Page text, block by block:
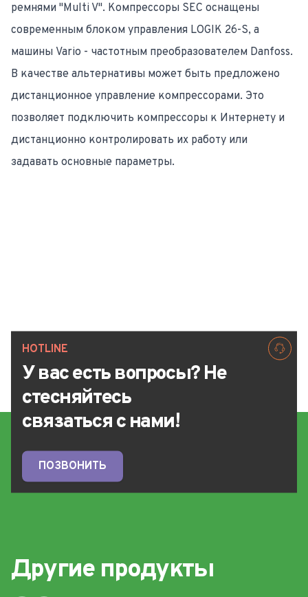
ремнями "Multi V". Компрессоры SEC оснащены
современным блоком управления LOGIK 26-S, а
машины Vario - частотным преобразователем Danfoss.
В качестве альтернативы может быть предложено
дистанционное управление компрессорами. Это
позволяет подключить компрессоры к Интернету и
дистанционно контролировать их работу или
задавать основные параметры.
HOTLINE
У вас есть вопросы? Не
стесняйтесь
связаться с нами!
ПОЗВОНИТЬ
Другие продукты